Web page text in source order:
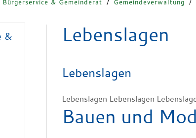
Bürgerservice & Gemeinderat / Gemeindeverwaltung /
&
Lebenslagen
Lebenslagen
Lebenslagen Lebenslagen
Bauen und